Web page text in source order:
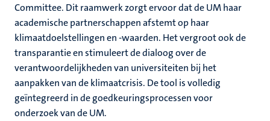
Committee. Dit raamwerk zorgt ervoor dat de UM haar
academische partnerschappen afstemt op haar
klimaatdoelstellingen en -waarden. Het vergroot ook de
transparantie en stimuleert de dialoog over de
verantwoordelijkheden van universiteiten bij het
aanpakken van de klimaatcrisis. De tool is volledig
geïntegreerd in de goedkeuringsprocessen voor
onderzoek van de UM.